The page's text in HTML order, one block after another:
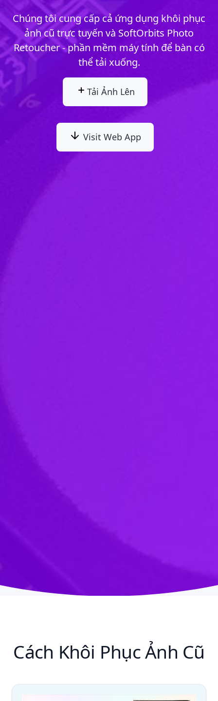
Chúng tôi cung cấp cả ứng dụng khôi phục
ảnh cũ trực tuyến và SoftOrbits Photo
Retoucher - phần mềm máy tính để bàn có
thể tải xuống.
Tải Ảnh Lên
Visit Web App
Cách Khôi Phục Ảnh Cũ